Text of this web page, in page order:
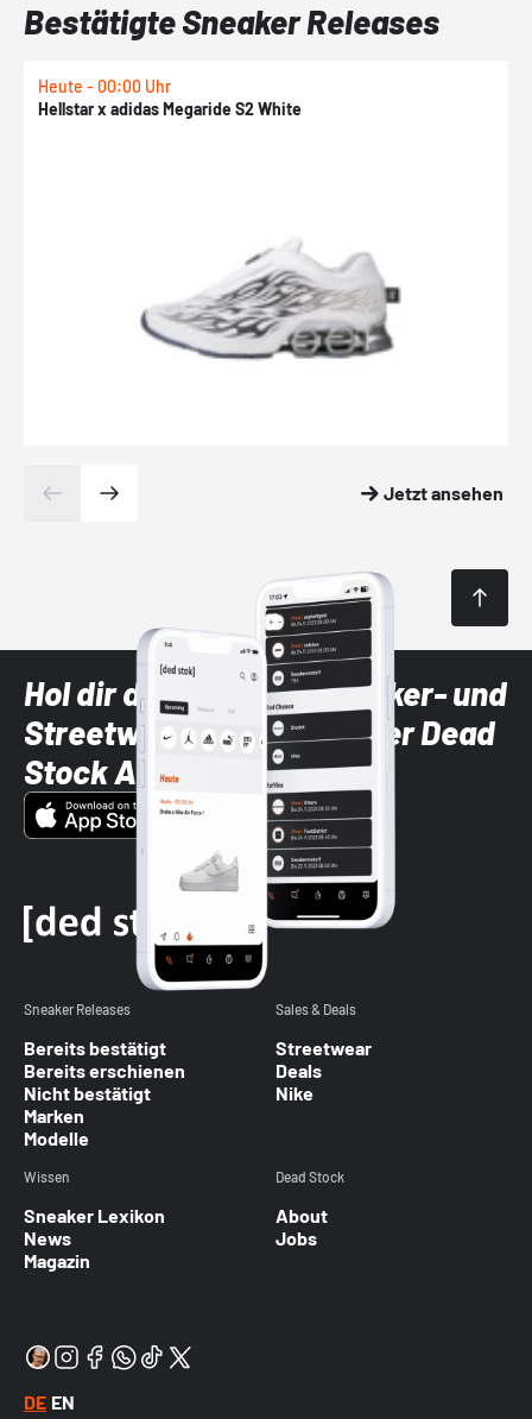
Bestätigte Sneaker Releases
Heute - 00:00 Uhr
Hellstar x adidas Megaride S2 White
Jetzt ansehen
Hol dir die neuesten Sneaker- und
Streetwear-Brands mit der Dead
Stock App
Sneaker Releases
Bereits bestätigt
Bereits erschienen
Nicht bestätigt
Marken
Modelle
Sales & Deals
Streetwear
Deals
Nike
Wissen
Sneaker Lexikon
News
Magazin
Dead Stock
About
Jobs
DE EN